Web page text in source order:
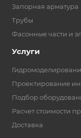
Запорная арматура
Трубы
Фасонные части и
Услуги
Проектирование
Подбор
Расчет стоимости
Доставка